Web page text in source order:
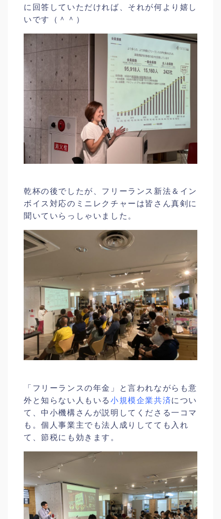
に回答していただければ、それが何より嬉し
いです（＾＾）
乾杯の後でしたが、フリーランス新法＆イン
ボイス対応のミニレクチャーは皆さん真剣に
聞いていらっしゃいました。
「フリーランスの年金」と言われながらも意
外と知らない人もいる 小規模企業共済につい
て、中小機構さんが説明してくださる一コマ
も。個人事業主でも法人成りしてても入れ
て、節税にも効きます。